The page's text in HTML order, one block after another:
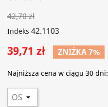
42,70 zł
Indeks 42.1103
39,71 zł ZNIŻKA 7%
Najniższa cena w ciągu 30 dni: